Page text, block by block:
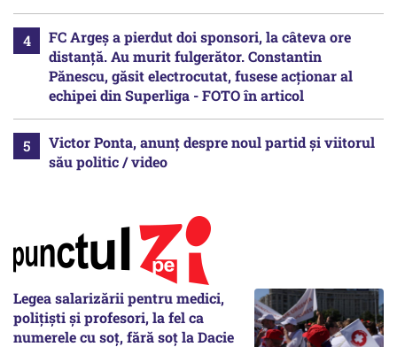
FC Argeș a pierdut doi sponsori, la câteva ore
distanță. Au murit fulgerător. Constantin
Pănescu, găsit electrocutat, fusese acționar al
echipei din Superliga - FOTO în articol
Victor Ponta, anunț despre noul partid și viitorul
său politic / video
Legea salarizării pentru medici,
polițiști și profesori, la fel ca
numerele cu soț, fără soț la Dacie